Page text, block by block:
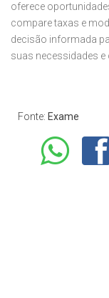
oferece
compare taxas e
decisão informada
suas necessidades e
Fonte: Exame